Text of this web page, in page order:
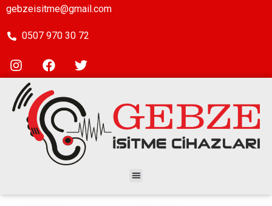
gebzeisitme@gmail.com
0507 970 30 72